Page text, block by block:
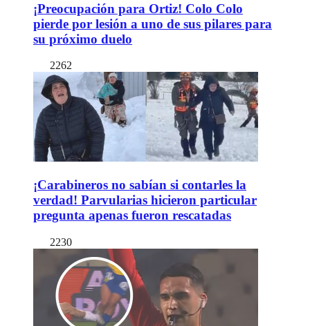
¡Preocupación para Ortiz! Colo Colo
pierde por lesión a uno de sus pilares para
su próximo duelo
2262
¡Carabineros no sabían si contarles la
verdad! Parvularias hicieron particular
pregunta apenas fueron rescatadas
2230